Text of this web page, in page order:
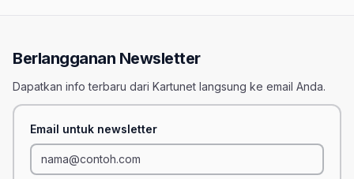
Berlangganan Newsletter
Dapatkan info terbaru dari Kartunet langsung ke email Anda.
Email untuk newsletter